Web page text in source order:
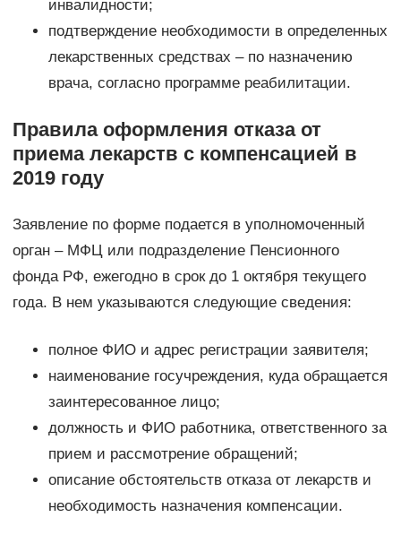
инвалидности;
подтверждение необходимости в определенных
лекарственных средствах – по назначению
врача, согласно программе реабилитации.
Правила оформления отказа от
приема лекарств с компенсацией в
2019 году
Заявление по форме подается в уполномоченный
орган – МФЦ или подразделение Пенсионного
фонда РФ, ежегодно в срок до 1 октября текущего
года. В нем указываются следующие сведения:
полное ФИО и адрес регистрации заявителя;
наименование госучреждения, куда обращается
заинтересованное лицо;
должность и ФИО работника, ответственного за
прием и рассмотрение обращений;
описание обстоятельств отказа от лекарств и
необходимость назначения компенсации.